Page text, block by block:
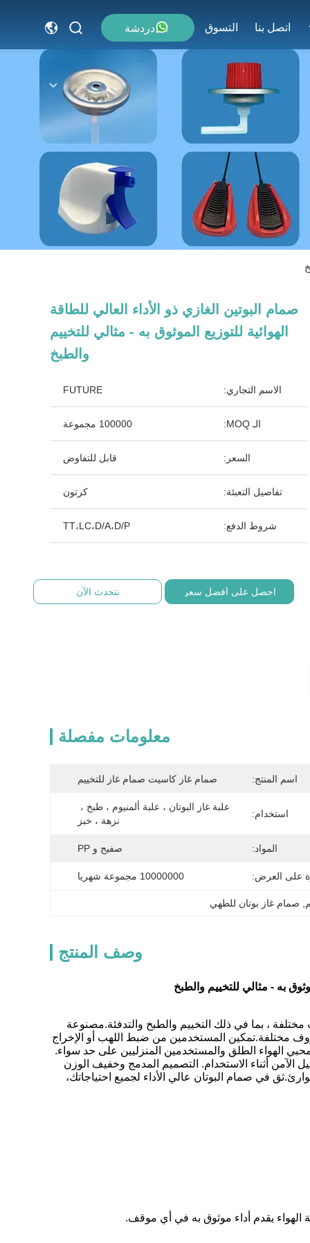
اتصل بنا التسوق دردشة
صمام البوتين الغازي ذو الأداء العالي للطاقة
الهوائية للتوزيع الموثوق به - مثالي للتخييم
والطبخ
الاسم التجاري: FUTURE
الـ MOQ: 100000 مجموعة
السعر: قابل للتفاوض
تفاصيل التعبئة: كرتون
شروط الدفع: TT،LC،D/A،D/P
احصل على أفضل سعر نتحدث الآن
معلومات مفصلة
اسم المنتج: صمام غاز كاسيت صمام غاز للتخييم
استخدام:
نزهة ، خبز
المواد: صفيح و PP
على العرض: 10000000 مجموعة شهريا
صمام غاز بوتان للطهي
وصف المنتج
به - مثالي للتخييم والطبخ
، بما في ذلك التخييم والطبخ والتدفئة.مصنوعة
مختلفة.تمكين المستخدمين من ضبط اللهب أو الإخراج
الهواء الطلق والمستخدمين المنزليين على حد سواء.
الآمن أثناء الاستخدام. التصميم المدمج وخفيف الوزن
في صمام البوتان عالي الأداء لجميع احتياجاتك،
الهواء يقدم أداء موثوق به في أي موقف.